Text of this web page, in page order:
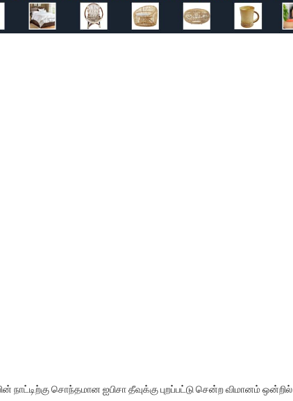
சொந்தமான ஐபிசா தீவுக்கு புறப்பட்டு சென்ற விமானம் ஒன்றில்